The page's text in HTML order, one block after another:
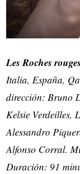
Les Roches
Italia, España,
dirección: Bruno
Kelsie Verdeilles,
Alessandro
Alfonso Corral.
Duración: 91